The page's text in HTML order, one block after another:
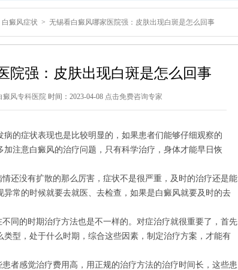
白癜风症状 > 无锡看白癜风哪家医院强：皮肤出现白斑是怎么回事
院强：皮肤出现白斑是怎么回事
癜风专科医院 时间：2023-04-08 点击免费咨询专家
的症状表现也是比较明显的，如果患者们能够仔细观察的
注意白癜风的治疗问题，只有科学治疗，身体才能早日恢
没有扩散的那么厉害，症状不是很严重，及时的治疗还是能
常的时候就要去就医、去检查，如果是白癜风就要及时的去
的时期治疗方法也是不一样的。对症治疗就很重要了，首先
型，处于什么时期，综合这些因素，制定治疗方案，才能有
感觉治疗费用高，用正规的治疗方法的治疗时间长，这些患